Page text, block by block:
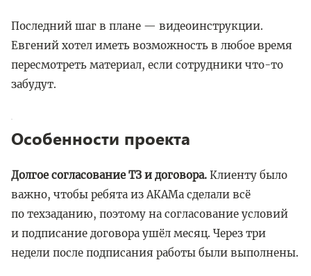
Последний шаг в плане — видеоинструкции.
Евгений хотел иметь возможность в любое время
пересмотреть материал, если сотрудники что-то
забудут.
Особенности проекта
Долгое согласование ТЗ и договора. Клиенту было
важно, чтобы ребята из АКАМа сделали всё
по техзаданию, поэтому на согласование условий
и подписание договора ушёл месяц. Через три
недели после подписания работы были выполнены.